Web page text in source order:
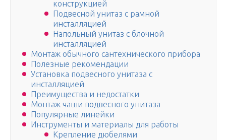
конструкцией
Подвесной унитаз с рамной
инсталляцией
Напольный унитаз с блочной
инсталляцией
Монтаж обычного сантехнического прибора
Полезные рекомендации
Установка подвесного унитаза с
инсталляцией
Преимущества и недостатки
Монтаж чаши подвесного унитаза
Популярные линейки
Инструменты и материалы для работы
Крепление дюбелями